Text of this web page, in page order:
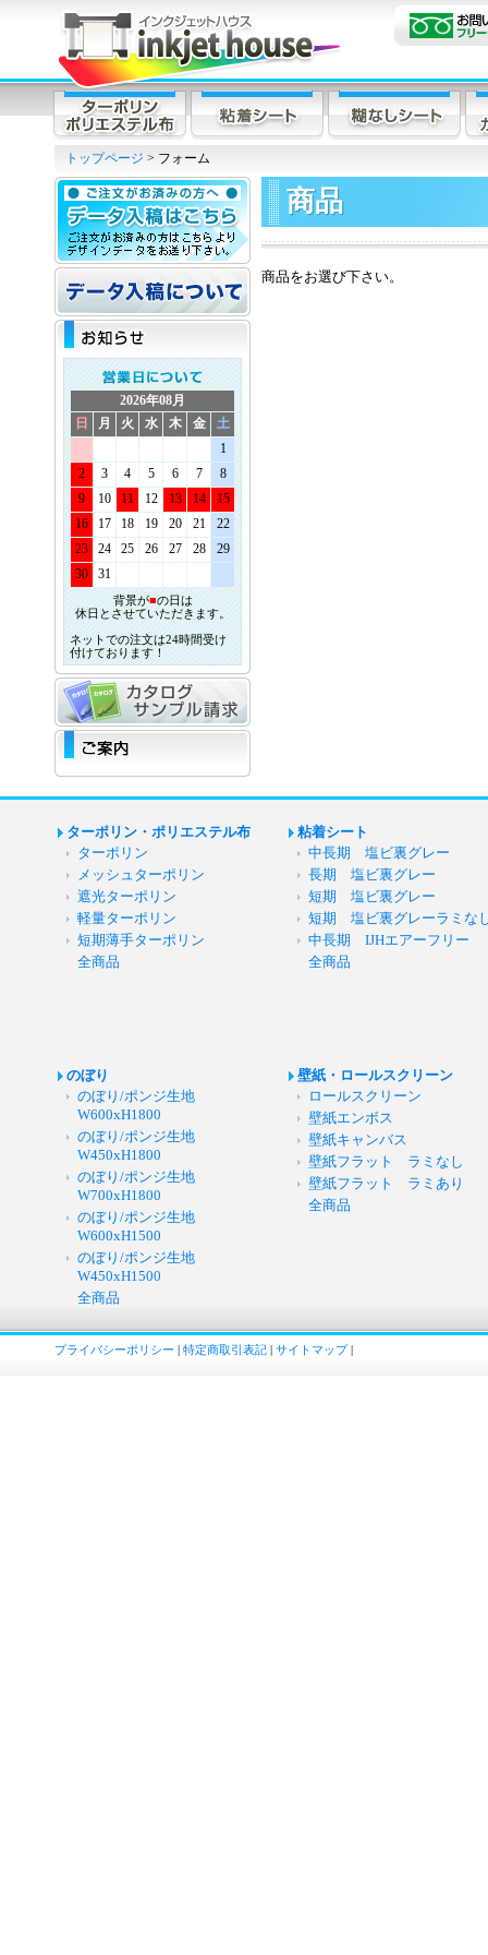
トップページ > フォーム
2026年08月
日
月 火 水 木 金
土
1
2
3 4 5 6 7
8
9
10 11 12 13 14
15
16
17 18 19 20 21
22
23
24 25 26 27 28
29
30
31
背景が■の日は
休日とさせていただきます。
ネットでの注文は24時間受け
付けております！
商品
商品をお選び下さい。
ターポリン・ポリエステル布
ターポリン
メッシュターポリン
遮光ターポリン
軽量ターポリン
短期薄手ターポリン
全商品
粘着シート
中長期 塩ビ裏グレー
長期 塩ビ裏グレー
短期 塩ビ裏グレー
短期 塩ビ裏グレーラミな
中長期 IJHエアーフリー
全商品
のぼり
のぼり/ポンジ生地
W600xH1800
のぼり/ポンジ生地
W450xH1800
のぼり/ポンジ生地
W700xH1800
のぼり/ポンジ生地
W600xH1500
のぼり/ポンジ生地
W450xH1500
全商品
壁紙・ロールスクリーン
ロールスクリーン
壁紙エンボス
壁紙キャンバス
壁紙フラット ラミなし
壁紙フラット ラミあり
全商品
プライバシーポリシー | 特定商取引表記 | サイトマップ|